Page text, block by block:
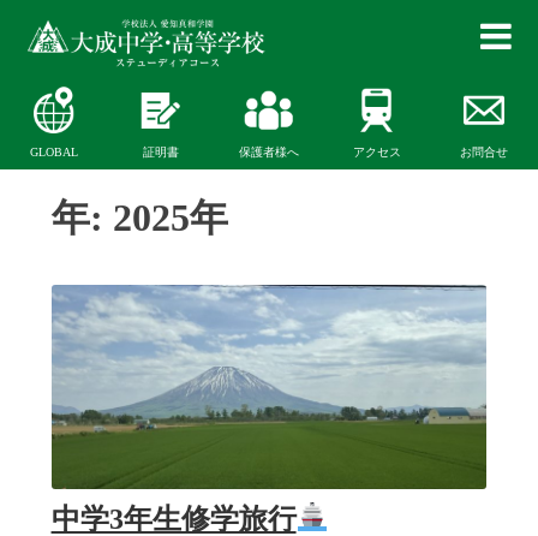
GLOBAL 証明書 保護者様へ アクセス お問合せ
年: 2025年
中学3年生修学旅行